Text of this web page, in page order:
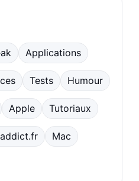
Applications
Tests Humour
Apple Tutoriaux
Mac